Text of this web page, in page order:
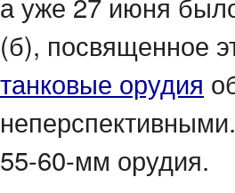
(б), посвященное
танковые орудия
55-60-мм орудия.